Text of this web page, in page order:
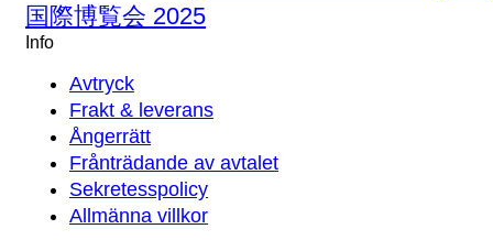
国際博覧会 2025
Info
Avtryck
Frakt & leverans
Ångerrätt
Frånträdande av avtalet
Sekretesspolicy
Allmänna villkor